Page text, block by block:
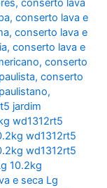
,conserto lava
,conserto lava e
,conserto lava e
,conserto lava e
,conserto
,conserto
,
jardim
wd1312rt5
wd1312rt5
wd1312rt5
10.2kg
e seca Lg